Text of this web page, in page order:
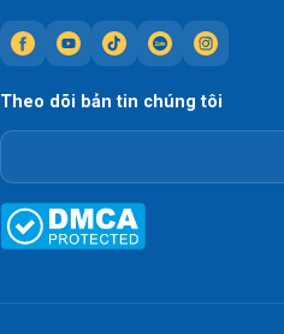
Theo dõi bản tin chúng tôi